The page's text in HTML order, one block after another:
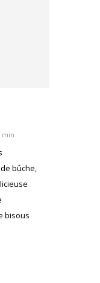
min
bûche,
bisous